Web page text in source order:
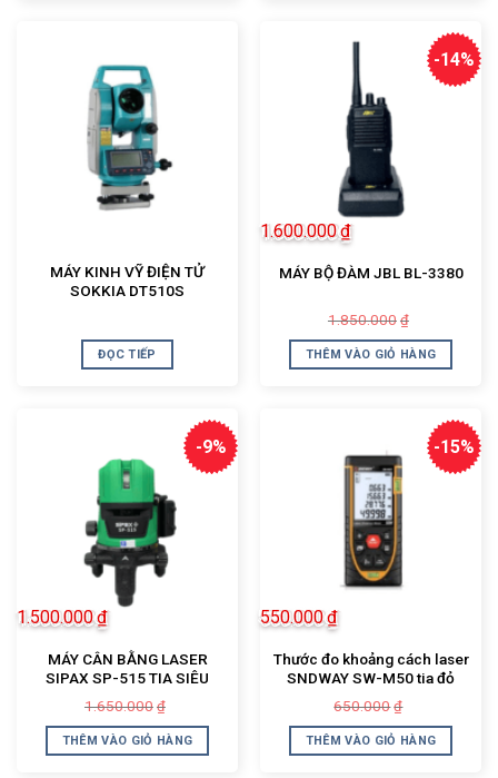
MÁY KINH VỸ ĐIỆN TỬ
SOKKIA DT510S
ĐỌC TIẾP
-14%
MÁY BỘ ĐÀM JBL BL-3380
1.850.000 ₫
là:
1.850.000₫.
1.600.000₫
tại
là:
THÊM VÀO GIỎ HÀNG
-9%
MÁY CÂN BẰNG LASER
SIPAX SP-515 TIA SIÊU
1.650.000 ₫
là:
1.650.000₫.
1.500.000₫
tại
là:
THÊM VÀO GIỎ HÀNG
-15%
Thước đo khoảng cách laser
SNDWAY SW-M50 tia đỏ
650.000 ₫
là:
650.000₫.
550.000₫
tại
là:
THÊM VÀO GIỎ HÀNG